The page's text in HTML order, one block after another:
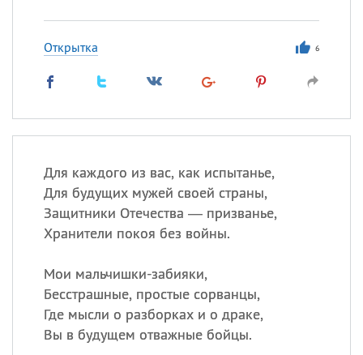
Открытка 6
Для каждого из вас, как испытанье,
Для будущих мужей своей страны,
Защитники Отечества — призванье,
Хранители покоя без войны.
Мои мальчишки-забияки,
Бесстрашные, простые сорванцы,
Где мысли о разборках и о драке,
Вы в будущем отважные бойцы.